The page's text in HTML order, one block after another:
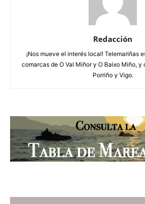
Redacción
¡Nos mueve el interés local! Telemariñas
comarcas de O Val Miñor y O Baixo Miño, y
Porriño y Vigo.